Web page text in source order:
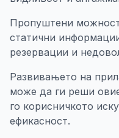
Пропуштени
статични
резервации и
Развивањето на
може да ги реши
го корисничкото
ефикасност.